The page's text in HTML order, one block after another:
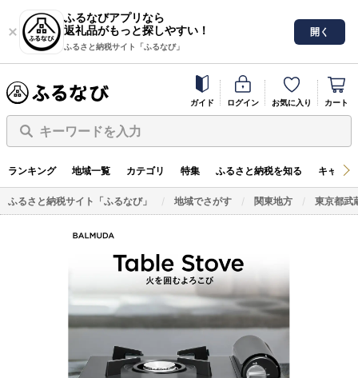
ふるなびアプリなら
返礼品がもっと探しやすい！
ふるさと納税サイト「ふるなび」
開く
ガイド ログイン お気に入り カート
キーワードを入力
ランキング 地域一覧 カテゴリ 特集 ふるさと納税を知る キャン
ふるさと納税サイト「ふるなび」 地域でさがす 関東地方 東京都武